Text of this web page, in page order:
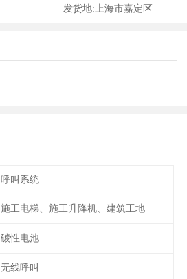
发货地:上海市嘉定区
呼叫系统
施工电梯、施工升降机、建筑工地
碳性电池
无线呼叫